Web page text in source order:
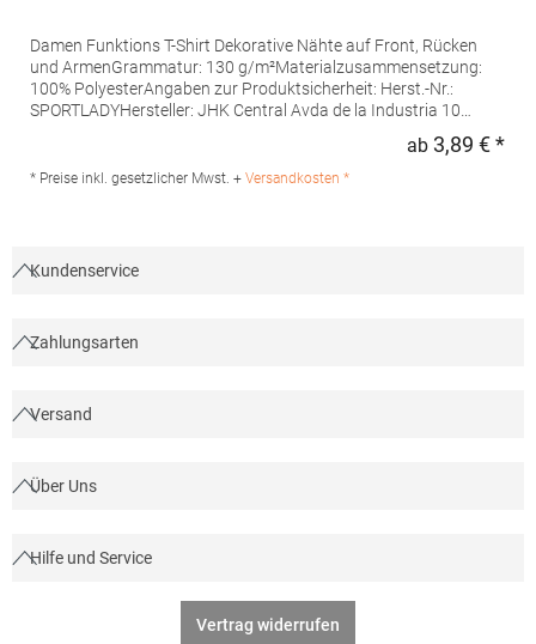
Damen Funktions T-Shirt Dekorative Nähte auf Front, Rücken
und ArmenGrammatur: 130 g/m²Materialzusammensetzung:
100% PolyesterAngaben zur Produktsicherheit: Herst.-Nr.:
SPORTLADYHersteller: JHK Central Avda de la Industria 10
ab 3,89 € *
* Preise inkl. gesetzlicher Mwst. + Versandkosten *
Kundenservice
Zahlungsarten
Versand
Über Uns
Hilfe und Service
Vertrag widerrufen